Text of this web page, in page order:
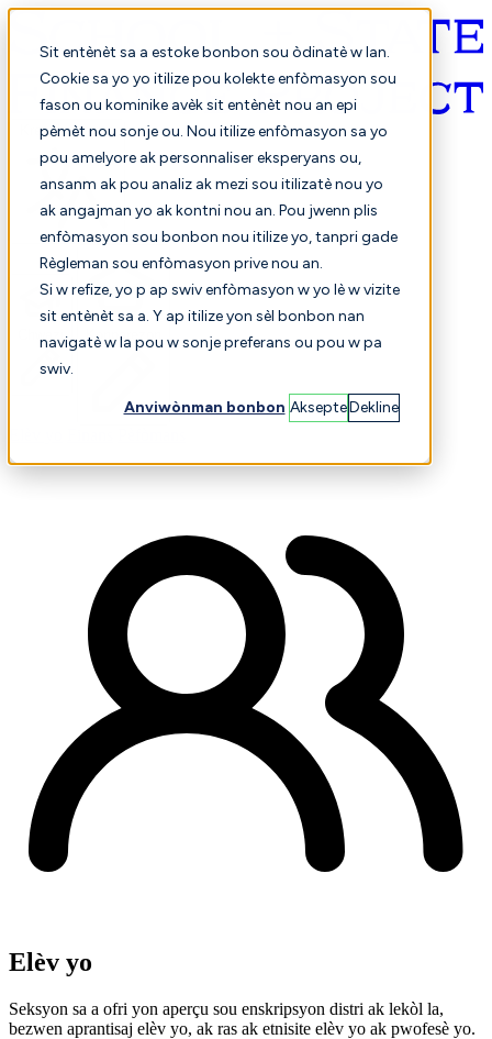
Sit entènèt sa a estoke bonbon sou òdinatè w lan.
Cookie sa yo yo itilize pou kolekte enfòmasyon sou
fason ou kominike avèk sit entènèt nou an epi
pèmèt nou sonje ou. Nou itilize enfòmasyon sa yo
pou amelyore ak personnaliser eksperyans ou,
ansanm ak pou analiz ak mezi sou itilizatè nou yo
ak angajman yo ak kontni nou an. Pou jwenn plis
enfòmasyon sou bonbon nou itilize yo, tanpri gade
Règleman sou enfòmasyon prive nou an.
Si w refize, yo p ap swiv enfòmasyon w yo lè w vizite
sit entènèt sa a. Y ap itilize yon sèl bonbon nan
navigatè w la pou w sonje preferans ou pou w pa
swiv.
Anviwònman bonbon AksepteDekline
Kreyòl ayisyen
Konparezon
Elèv yo
Seksyon sa a ofri yon aperçu sou enskripsyon distri ak lekòl la,
bezwen aprantisaj elèv yo, ak ras ak etnisite elèv yo ak pwofesè yo.